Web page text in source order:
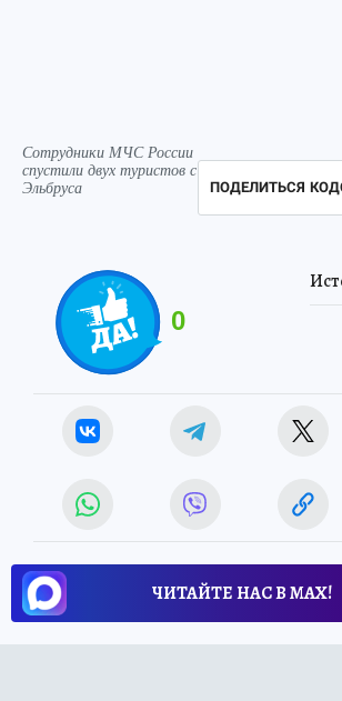
Сотрудники МЧС России
спустили двух туристов с
Эльбруса
ПОДЕЛИТЬСЯ
0
ЧИТАЙТЕ НАС В МАХ!